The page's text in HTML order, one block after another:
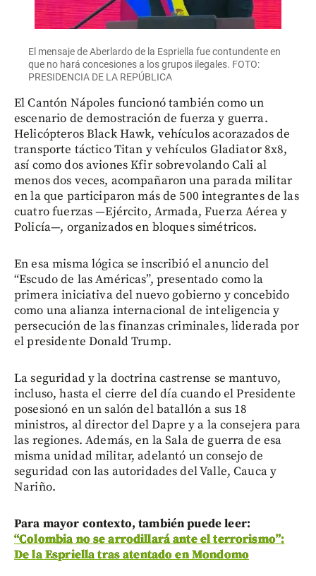
El mensaje de Aberlardo de la Espriella fue contundente en
que no hará concesiones a los grupos ilegales. FOTO:
PRESIDENCIA DE LA REPÚBLICA
El Cantón Nápoles funcionó también como un
escenario de demostración de fuerza y guerra.
Helicópteros Black Hawk, vehículos acorazados de
transporte táctico Titan y vehículos Gladiator 8x8,
así como dos aviones Kfir sobrevolando Cali al
menos dos veces, acompañaron una parada militar
en la que participaron más de 500 integrantes de las
cuatro fuerzas —Ejército, Armada, Fuerza Aérea y
Policía—, organizados en bloques simétricos.
En esa misma lógica se inscribió el anuncio del
“Escudo de las Américas”, presentado como la
primera iniciativa del nuevo gobierno y concebido
como una alianza internacional de inteligencia y
persecución de las finanzas criminales, liderada por
el presidente Donald Trump.
La seguridad y la doctrina castrense se mantuvo,
incluso, hasta el cierre del día cuando el Presidente
posesionó en un salón del batallón a sus 18
ministros, al director del Dapre y a la consejera para
las regiones. Además, en la Sala de guerra de esa
misma unidad militar, adelantó un consejo de
seguridad con las autoridades del Valle, Cauca y
Nariño.
Para mayor contexto, también puede leer:
“Colombia no se arrodillará ante el terrorismo”:
De la Espriella tras atentado en Mondomo